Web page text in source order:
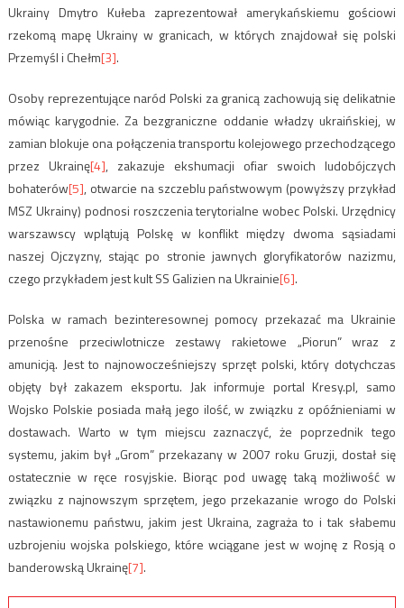
Ukrainy Dmytro Kułeba zaprezentował amerykańskiemu gościowi
rzekomą mapę Ukrainy w granicach, w których znajdował się polski
Przemyśl i Chełm[3].
Osoby reprezentujące naród Polski za granicą zachowują się delikatnie
mówiąc karygodnie. Za bezgraniczne oddanie władzy ukraińskiej, w
zamian blokuje ona połączenia transportu kolejowego przechodzącego
przez Ukrainę[4], zakazuje ekshumacji ofiar swoich ludobójczych
bohaterów[5], otwarcie na szczeblu państwowym (powyższy przykład
MSZ Ukrainy) podnosi roszczenia terytorialne wobec Polski. Urzędnicy
warszawscy wplątują Polskę w konflikt między dwoma sąsiadami
naszej Ojczyzny, stając po stronie jawnych gloryfikatorów nazizmu,
czego przykładem jest kult SS Galizien na Ukrainie[6].
Polska w ramach bezinteresownej pomocy przekazać ma Ukrainie
przenośne przeciwlotnicze zestawy rakietowe „Piorun” wraz z
amunicją. Jest to najnowocześniejszy sprzęt polski, który dotychczas
objęty był zakazem eksportu. Jak informuje portal Kresy.pl, samo
Wojsko Polskie posiada małą jego ilość, w związku z opóźnieniami w
dostawach. Warto w tym miejscu zaznaczyć, że poprzednik tego
systemu, jakim był „Grom” przekazany w 2007 roku Gruzji, dostał się
ostatecznie w ręce rosyjskie. Biorąc pod uwagę taką możliwość w
związku z najnowszym sprzętem, jego przekazanie wrogo do Polski
nastawionemu państwu, jakim jest Ukraina, zagraża to i tak słabemu
uzbrojeniu wojska polskiego, które wciągane jest w wojnę z Rosją o
banderowską Ukrainę[7].